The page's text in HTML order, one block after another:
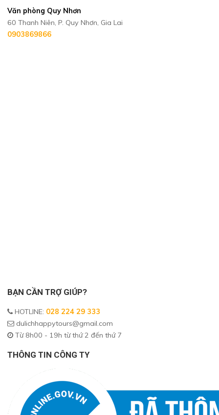
Văn phòng Quy Nhơn
60 Thanh Niên, P. Quy Nhơn, Gia Lai
0903869866
BẠN CẦN TRỢ GIÚP?
HOTLINE: 028 224 29 333
dulichhappytours@gmail.com
Từ 8h00 - 19h từ thứ 2 đến thứ 7
THÔNG TIN CÔNG TY